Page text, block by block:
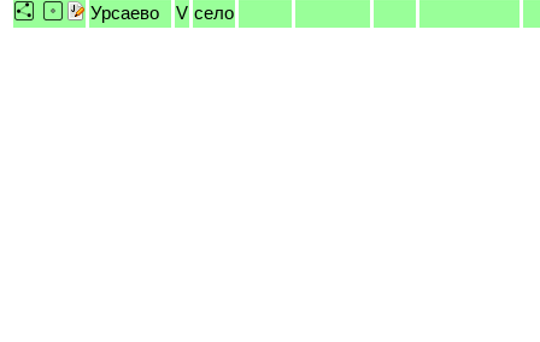
Урсаево
V село